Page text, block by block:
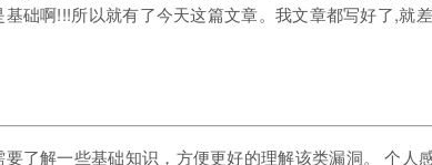
础啊!!!所以就有了今天这篇文章。我文章都写好了,就
了解一些基础知识，方便更好的理解该类漏洞。 个人